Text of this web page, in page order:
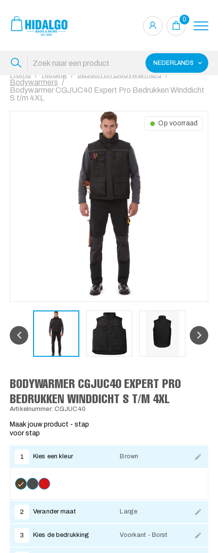
0
NEDERLANDS
Home Kleding
Jassen en Bodywarmers
Bodywarmers
Bodywarmer CGJUC40 Expert Pro Bedrukken Winddicht
S t/m 4XL
Op voorraad
BODYWARMER CGJUC40 EXPERT PRO
BEDRUKKEN WINDDICHT S T/M 4XL
Artikelnummer: CGJUC40
Maak jouw product - stap
voor stap
1 Kies een kleur Brown
2 Verander maat Large
3 Kies de bedrukking Voorkant - Borst